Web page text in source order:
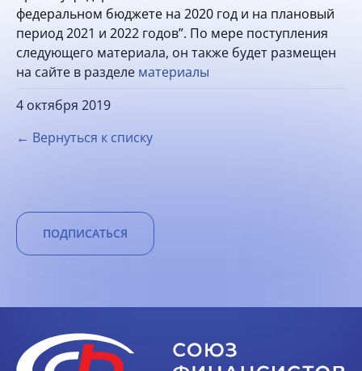
федеральном бюджете на 2020 год и на плановый
период 2021 и 2022 годов”. По мере поступления
следующего материала, он также будет размещен
на сайте в разделе материалы
4 октября 2019
← Вернуться к списку
ПОДПИСАТЬСЯ